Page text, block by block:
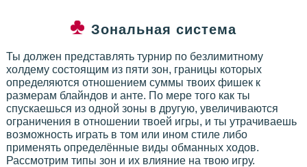
Зональная система
Ты должен представлять турнир по безлимитному
холдему состоящим из пяти зон, границы которых
определяются отношением суммы твоих фишек к
размерам блайндов и анте. По мере того как ты
спускаешься из одной зоны в другую, увеличиваются
ограничения в отношении твоей игры, и ты утрачиваешь
возможность играть в том или ином стиле либо
применять определённые виды обманных ходов.
Рассмотрим типы зон и их влияние на твою игру.